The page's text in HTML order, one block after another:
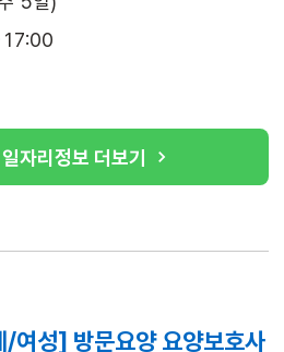
일자리정보 더보기
성] 방문요양 요양보호사